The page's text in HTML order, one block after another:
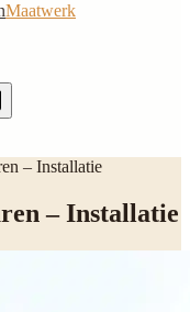
Maatwerk
– Installatie
– Installatie